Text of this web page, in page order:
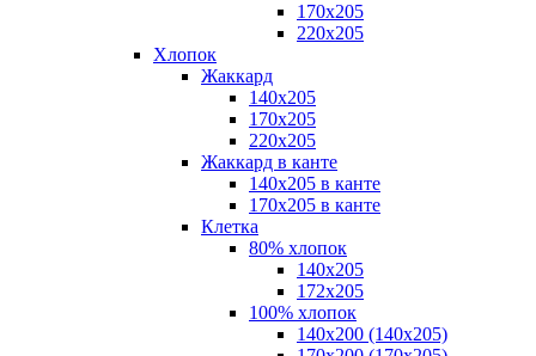
170х205
220х205
Хлопок
Жаккард
140x205
170х205
220х205
Жаккард в канте
140х205 в канте
170х205 в канте
Клетка
80% хлопок
140x205
172х205
100% хлопок
140x200 (140х205)